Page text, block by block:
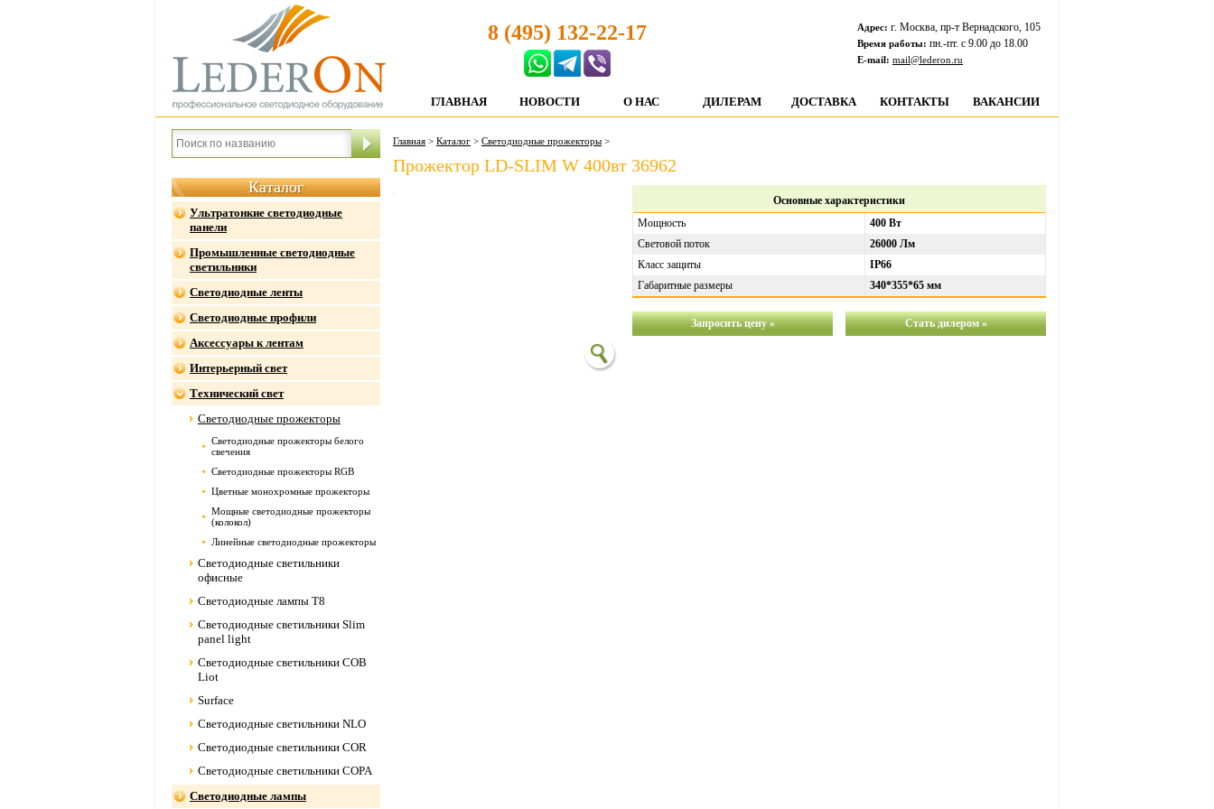
8 (495) 132-22-17 Адрес: г. Москва, пр-т Вернадского, 105
Время работы: пн.-пт. c 9.00 до 18.00
E-mail: mail@lederon.ru
ГЛАВНАЯ НОВОСТИ О НАС ДИЛЕРАМ ДОСТАВКА КОНТАКТЫ ВАКАНСИИ
Каталог
Ультратонкие светодиодные
панели
Промышленные светодиодные
светильники
Светодиодные ленты
Светодиодные профили
Аксессуары к лентам
Интерьерный свет
Технический свет
Светодиодные прожекторы
Светодиодные прожекторы белого
свечения
Светодиодные прожекторы RGB
Цветные монохромные прожекторы
Мощные светодиодные прожекторы
(колокол)
Линейные светодиодные прожекторы
Светодиодные светильники
офисные
Светодиодные лампы Т8
Светодиодные светильники Slim
panel light
Светодиодные светильники COB
Liot
Surface
Светодиодные светильники NLO
Светодиодные светильники COR
Светодиодные светильники COPA
Светодиодные лампы
Главная > Каталог > Светодиодные прожекторы >
Прожектор LD-SLIM W 400вт 36962
Основные характеристики
Мощность
400 Вт
Световой поток
26000 Лм
Класс защиты
IP66
Габаритные размеры
340*355*65 мм
Запросить цену » Стать дилером »